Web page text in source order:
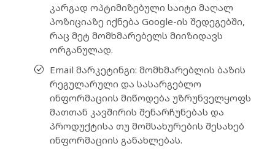
კარგად ოპტიმიზებული საიტი მაღალ
პოზიციაზე იქნება Google-ის შედეგებში,
რაც მეტ მომხმარებელს მიიზიდავს
ორგანულად.
Email მარკეტინგი: მომხმარებლის ბაზის
რეგულარული და სასარგებლო
ინფორმაციის მიწოდება უზრუნველყოფს
მათთან კავშირის შენარჩუნებას და
პროდუქტისა თუ მომსახურების შესახებ
ინფორმაციის განახლებას.